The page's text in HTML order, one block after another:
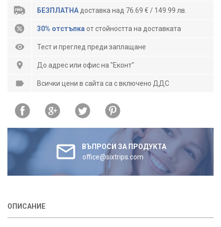
БЕЗПЛАТНА доставка над 76.69 € / 149.99 лв.
30% отстъпка от стойността на доставката
Тест и преглед преди заплащане
До адрес или офис на "Еконт"
Всички цени в сайта са с включено ДДС
ВЪПРОСИ ЗА ПРОДУКТА
office@sixtrips.com
ОПИСАНИЕ